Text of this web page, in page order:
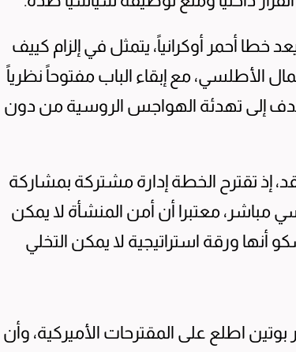
أحمر أوكرانياً، يتمثل في إلزام كييف
الأطلسي، مع إبقاء الباب مفتوحاً نظرياً
إلى تهدئة الهواجس الروسية من دون
إذ تقترح الخطة إدارة مشتركة بمشاركة
معتبرا أن أمن المنشأة لا يمكن
ورقة استراتيجية لا يمكن التخلي
اطلع على المقترحات الأميركية، وأن